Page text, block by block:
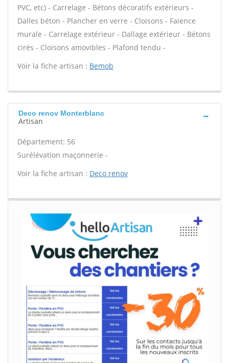
PVC, etc) - Carrelage - Bétons décoratifs extérieurs -
Dalles béton - Plancher en verre - Cloisons - Faïence
murale - Carrelage extérieur - Dallage extérieur - Bétons
cirés - Cloisons amovibles - Plafond tendu -
Voir la fiche artisan : Bemob
Deco renov Monterblanc
Artisan
Département: 56
Surélévation maçonnerie -
Voir la fiche artisan : Deco renov